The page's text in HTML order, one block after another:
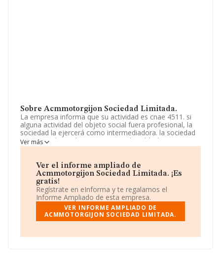
Sobre Acmmotorgijon Sociedad Limitada.
La empresa informa que su actividad es cnae 4511. si
alguna actividad del objeto social fuera profesional, la
sociedad la ejercerá como intermediadora. la sociedad
tiene por objeto: la compraventa de vehículos terrestres
al por menor. reparación de vehículos a motor. alquiler
sociedad está inscrita en el Registro Mercantil como
Sociedad Limitada. Su actividad CNAE es 'Comercio al
por menor de productos alimenticios, bebidas y tabaco
en puestos de venta y en mercadillos' con código 4781.
La compañía no tiene actividad en mercados exteriores.
La sociedad españolaAcmmotorgijon Sociedad
Limitada, con NIF B02782902, está situada en Avenida
Asturias.
Ver más
Ver el informe ampliado de
Acmmotorgijon Sociedad Limitada. ¡Es
gratis!
Regístrate en eInforma y te regalamos el
Informe Ampliado de esta empresa.
VER INFORME AMPLIADO DE
ACMMOTORGIJON SOCIEDAD LIMITADA.